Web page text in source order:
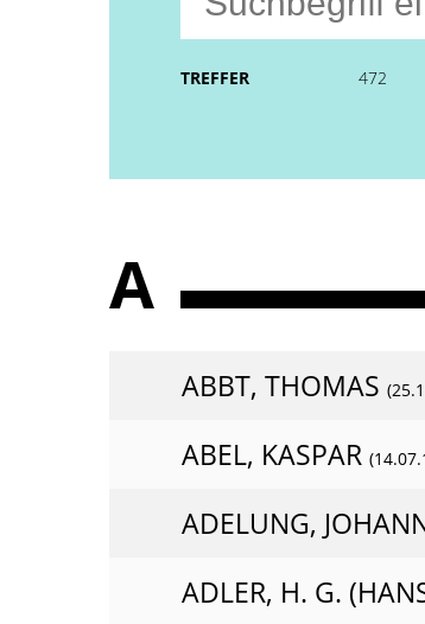
TREFFER 472
A
ABBT, THOMAS
ABEL, KASPAR
ADELUNG,
ADLER, H. G.